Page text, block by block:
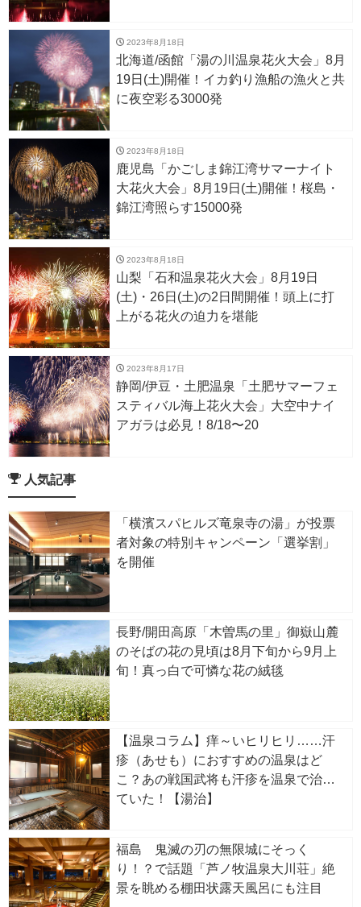
2023年8月18日
北海道/函館「湯の川温泉花火大会」8月
19日(土)開催！イカ釣り漁船の漁火と共
に夜空彩る3000発
2023年8月18日
鹿児島「かごしま錦江湾サマーナイト
大花火大会」8月19日(土)開催！桜島・
錦江湾照らす15000発
2023年8月18日
山梨「石和温泉花火大会」8月19日
(土)・26日(土)の2日間開催！頭上に打
上がる花火の迫力を堪能
2023年8月17日
静岡/伊豆・土肥温泉「土肥サマーフェ
スティバル海上花火大会」大空中ナイ
アガラは必見！8/18〜20
人気記事
「横濱スパヒルズ竜泉寺の湯」が投票
者対象の特別キャンペーン「選挙割」
を開催
長野/開田高原「木曽馬の里」御嶽山麓
のそばの花の見頃は8月下旬から9月上
旬！真っ白で可憐な花の絨毯
【温泉コラム】痒～いヒリヒリ……汗
疹（あせも）におすすめの温泉はど
こ？あの戦国武将も汗疹を温泉で治し
ていた！【湯治】
福島 鬼滅の刃の無限城にそっく
り！？で話題「芦ノ牧温泉大川荘」絶
景を眺める棚田状露天風呂にも注目